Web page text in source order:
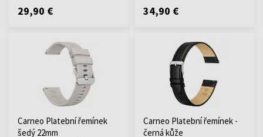
29,90 € 34,90 €
Carneo Platební řemínek
šedý 22mm
Carneo Platební řemínek -
černá kůže